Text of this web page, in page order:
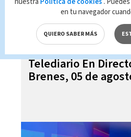
Telediario En
Brenes, 05 de
en tu navegador
QUIERO SABER MÁS